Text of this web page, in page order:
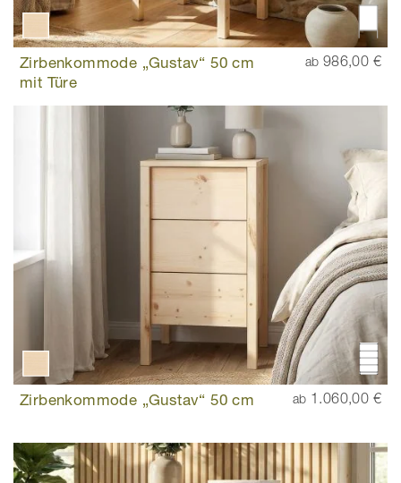
Zirbenkommode „Gustav“ 50 cm
mit Türe
ab 986,00 €
Zirbenkommode „Gustav“ 50 cm ab 1.060,00 €